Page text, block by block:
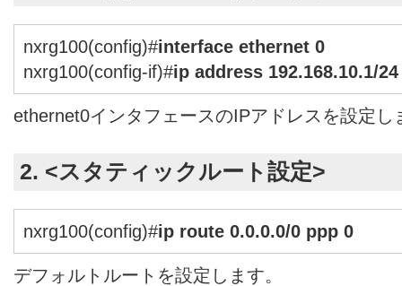
nxrg100(config)#interface ethernet 0
nxrg100(config-if)#ip address 192.168.10.1/24
ethernet0インタフェースのIPアドレスを設定し
2. <スタティックルート設定>
nxrg100(config)#ip route 0.0.0.0/0 ppp 0
デフォルトルートを設定します。